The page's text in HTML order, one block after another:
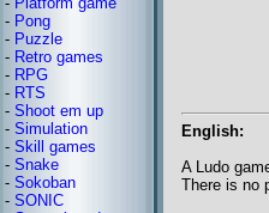
- Pong
- Puzzle
- Retro games
- RPG
- RTS
- Shoot em up
- Simulation
- Skill games
- Snake
- Sokoban
- SONIC
English:
A Ludo
There is no